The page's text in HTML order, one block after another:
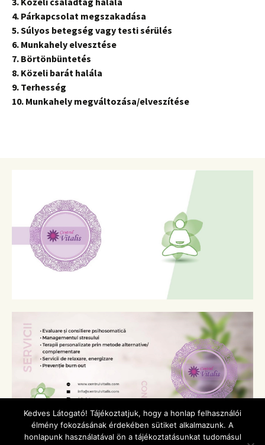
4. Párkapcsolat megszakadása
5. Súlyos betegség vagy testi sérülés
6. Munkahely elvesztése
7. Börtönbüntetés
8. Közeli barát halála
9. Terhesség
10. Munkahely megváltozása/elveszítése
Kedves Látogató! Tájékoztatjuk, hogy a honlap felhasználói
élmény fokozásának érdekében sütiket alkalmazunk. A
honlapunk használatával ön a tájékoztatásunkat tudomásul